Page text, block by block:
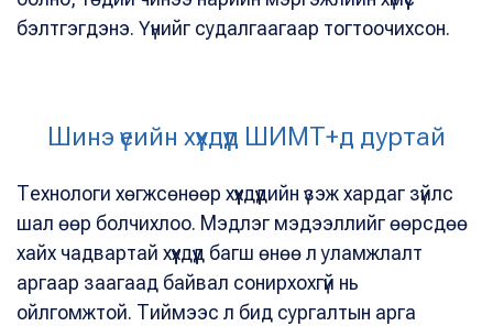
бэлтгэгдэнэ. Үүнийг судалгаагаар тогтоочихсон.
Шинэ үеийн хүүхдүүд ШИМТ+д дуртай
Технологи хөгжсөнөөр хүүхдүүдийн үзэж хардаг зүйлс
шал өөр болчихлоо. Мэдлэг мэдээллийг өөрсдөө
хайх чадвартай хүүхдүүд багш өнөө л уламжлалт
аргаар заагаад байвал сонирхохгүй нь
ойлгомжтой. Тиймээс л бид сургалтын арга